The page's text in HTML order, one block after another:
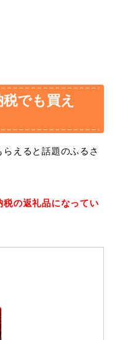
でも買え
えると話題のふるさ
の返礼品になってい